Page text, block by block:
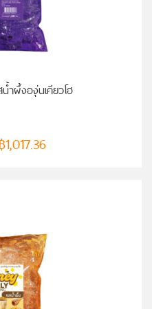
แบบ
ำผึ้งองุ่นเคียวโฮ
฿1,017.36